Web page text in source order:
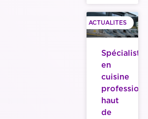
ACTUALITES
Spécialiste
en
cuisine
haut
de